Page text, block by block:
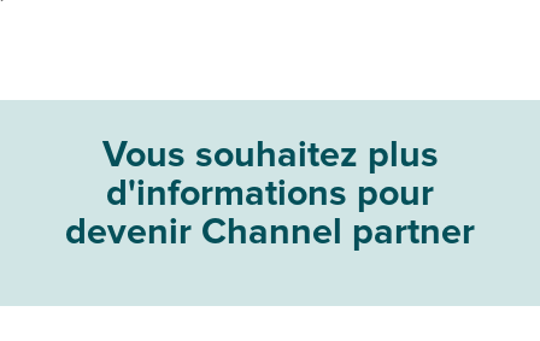
Vous souhaitez plus
d'informations pour
devenir Channel partner